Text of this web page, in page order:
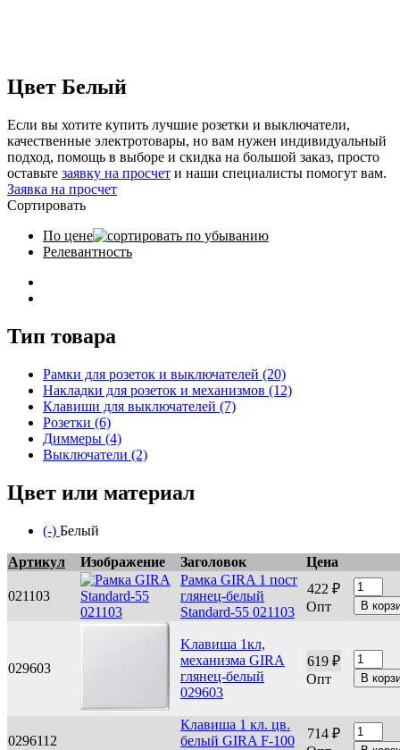
Цвет Белый
Если вы хотите купить лучшие розетки и выключатели,
качественные электротовары, но вам нужен индивидуальный
подход, помощь в выборе и скидка на большой заказ, просто
оставьте заявку на просчет и наши специалисты помогут вам.
Заявка на просчет
Сортировать
По цене
Релевантность
Тип товара
Рамки для розеток и выключателей (20)
розеток и
Накладки для розеток и механизмов (12)
Клавиши для выключателей (7)
Розетки (6)
Диммеры (4)
Выключатели (2)
Цвет или материал
(-) Remove Белый filter
Белый
Артикул Изображение Заголовок Цена
021103
Рамка GIRA 1 пост
глянец-белый
Standard-55 021103
422 ₽
Опт
029603
Kлавиша 1кл,
механизма GIRA
глянец-белый
029603
619 ₽
Опт
0296112
Клавиша 1 кл. цв.
белый GIRA F-100
714 ₽